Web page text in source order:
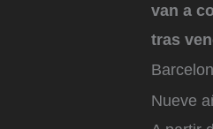
van a
tras
Nueve